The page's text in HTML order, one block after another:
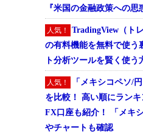
『米国の金融政策への
人気！
TradingView（ト
の有料機能を無料で使う
ト分析ツールを賢く使う
人気！
「メキシコペソ/
を比較！ 高い順にラン
FX口座も紹介！ 「メキ
やチャートも確認